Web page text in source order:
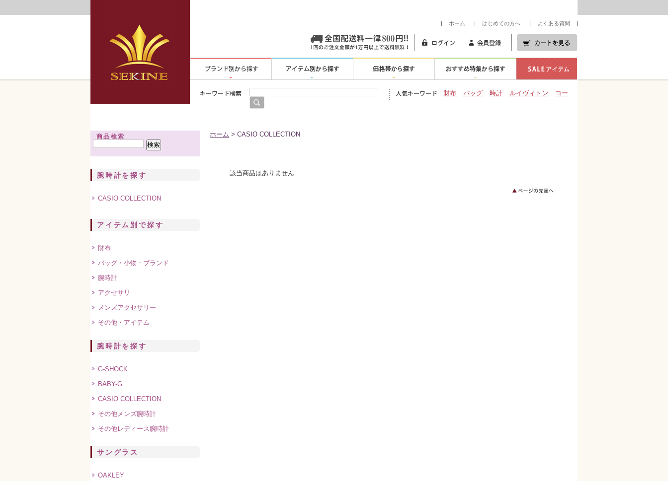
ホーム はじめての方へ よくある質問
財布 バッグ 時計 ルイヴィトン
コー
商品検索
腕時計を探す
CASIO COLLECTION
アイテム別で探す
財布
バッグ・小物・ブランド
腕時計
アクセサリ
メンズアクセサリー
その他・アイテム
腕時計を探す
G-SHOCK
BABY-G
CASIO COLLECTION
その他メンズ腕時計
その他レディース腕時計
サングラス
OAKLEY
ホーム > CASIO COLLECTION
該当商品はありません